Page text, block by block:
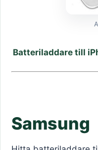
Batteriladdare till
Samsung